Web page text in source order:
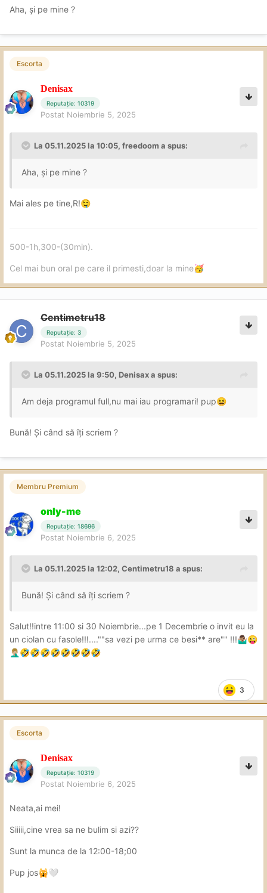
Aha, și pe mine ?
Escorta
Denisax
Reputație: 10319
Postat Noiembrie 5, 2025
La 05.11.2025 la 10:05, freedoom a spus:
Aha, și pe mine ?
Mai ales pe tine,R!🤤
500-1h,300-(30min).
Cel mai bun oral pe care il primesti,doar la mine🥳
Centimetru18
Reputație: 3
Postat Noiembrie 5, 2025
La 05.11.2025 la 9:50, Denisaxa spus:
Am deja programul full,nu mai iau programari! pup😆
Bună! Și când să îți scriem ?
Membru Premium
only-me
Reputație: 18696
Postat Noiembrie 6, 2025
La 05.11.2025 la 12:02, Centimetru18 a spus:
Bună! Și când să îți scriem ?
Salut!!intre 11:00 si 30 Noiembrie...pe 1 Decembrie o invit eu la
un ciolan cu fasole!!!....""sa vezi pe urma ce besi** are"" !!!🤷🏽‍♂️😜
🤦🏼‍♂️ 🤣🤣🤣🤣🤣🤣🤣🤣
3
Escorta
Denisax
Reputație: 10319
Postat Noiembrie 6, 2025
Neata,ai mei!
Siiiii,cine vrea sa ne bulim si azi??
Sunt la munca de la 12:00-18;00
Pup jos🙀🤍